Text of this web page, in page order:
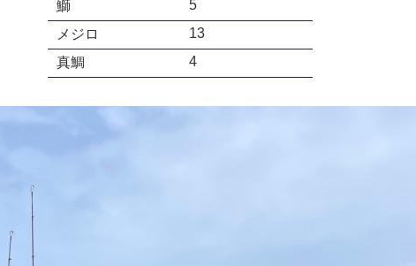
鰤
5
メジロ
13
真鯛
4